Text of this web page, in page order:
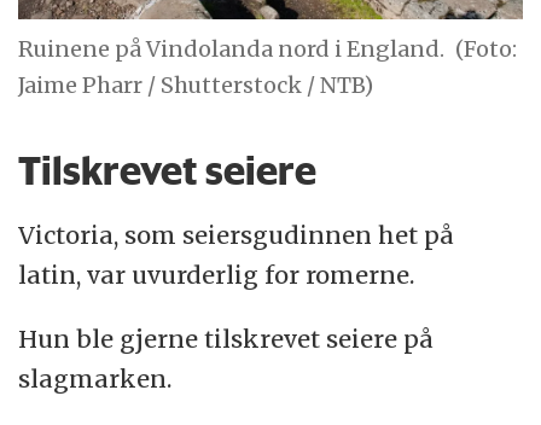
Ruinene på Vindolanda nord i England. (Foto:
Jaime Pharr / Shutterstock / NTB)
Tilskrevet seiere
Victoria, som seiersgudinnen het på
latin, var uvurderlig for romerne.
Hun ble gjerne tilskrevet seiere på
slagmarken.